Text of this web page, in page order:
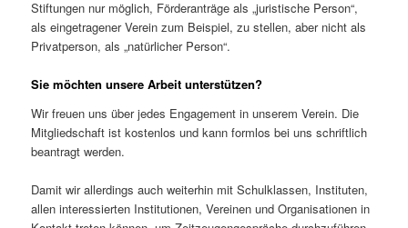
Stiftungen nur möglich, Förderanträge als „juristische Person“,
als eingetragener Verein zum Beispiel, zu stellen, aber nicht als
Privatperson, als „natürlicher Person“.
Sie möchten unsere Arbeit unterstützen?
Wir freuen uns über jedes Engagement in unserem Verein. Die
Mitgliedschaft ist kostenlos und kann formlos bei uns schriftlich
beantragt werden.
Damit wir allerdings auch weiterhin mit Schulklassen, Instituten,
allen interessierten Institutionen, Vereinen und Organisationen in